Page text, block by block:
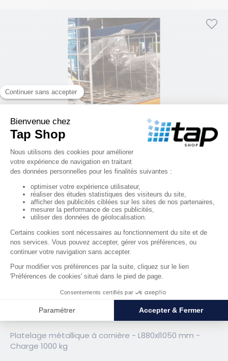
Séparateur pour plancher métallique – L950xH300 mm
RÉF. 09061
20,83 € HT
Platelage métallique à cornière - L880xl1050 mm -
Charge 1000 kg